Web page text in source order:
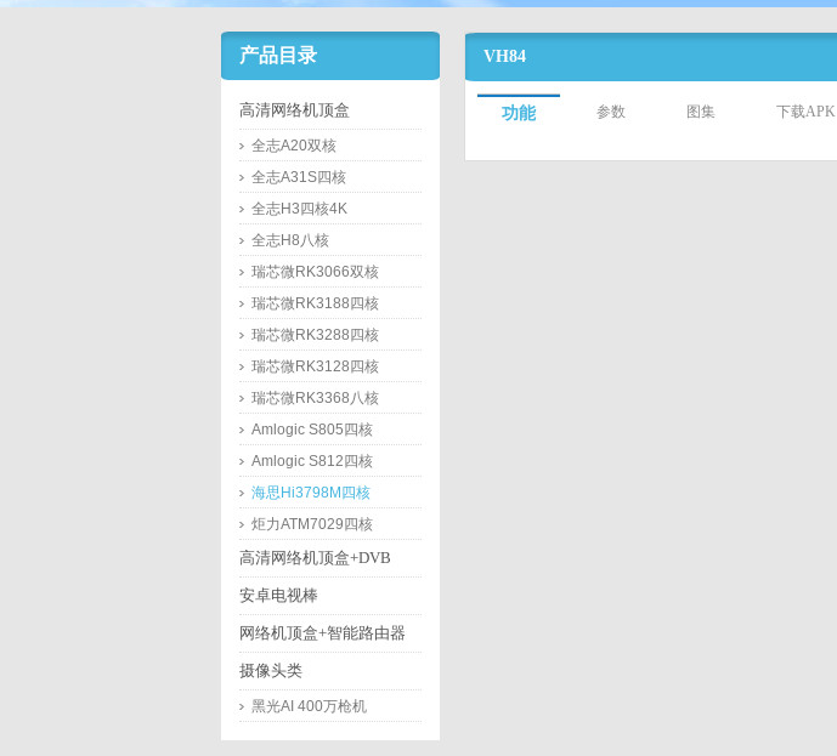
产品目录
高清网络机顶盒
全志A20双核
全志A31S四核
全志H3四核4K
全志H8八核
瑞芯微RK3066双核
瑞芯微RK3188四核
瑞芯微RK3288四核
瑞芯微RK3128四核
瑞芯微RK3368八核
Amlogic S805四核
Amlogic S812四核
海思Hi3798M四核
炬力ATM7029四核
高清网络机顶盒+DVB
安卓电视棒
网络机顶盒+智能路由器
摄像头类
黑光AI 400万枪机
VH84
功能 参数 图集 下载APK